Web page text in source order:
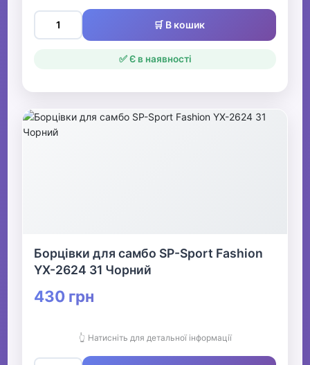
🛒 В кошик
✅ Є в наявності
Борцівки для самбо SP-Sport Fashion
YX-2624 31 Чорний
430 грн
👆 Натисніть для детальної інформації